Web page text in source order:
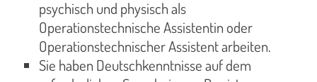
psychisch und physisch als
Operationstechnische Assistentin oder
Operationstechnischer Assistent arbeiten.
Sie haben Deutschkenntnisse auf dem